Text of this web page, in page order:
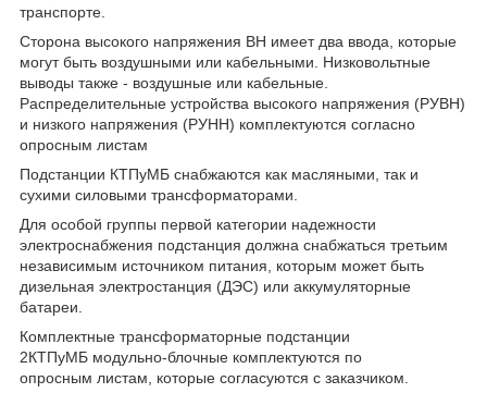
транспорте.
Сторона высокого напряжения ВН имеет два ввода, которые
могут быть воздушными или кабельными. Низковольтные
выводы также - воздушные или кабельные.
Распределительные устройства высокого напряжения (РУВН)
и низкого напряжения (РУНН) комплектуются согласно
опросным листам
Подстанции КТПуМБ снабжаются как масляными, так и
сухими силовыми трансформаторами.
Для особой группы первой категории надежности
электроснабжения подстанция должна снабжаться третьим
независимым источником питания, которым может быть
дизельная электростанция (ДЭС) или аккумуляторные
батареи.
Комплектные трансформаторные подстанции
2КТПуМБ модульно-блочные комплектуются по
опросным листам, которые согласуются с заказчиком.